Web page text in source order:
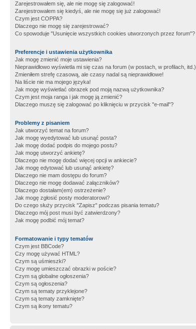
Zarejestrowałem się, ale nie mogę się zalogować!
Zarejestrowałem się kiedyś, ale nie mogę się już zalogować!
Czym jest COPPA?
Dlaczego nie mogę się zarejestrować?
Co spowoduje "Usunięcie wszystkich cookies utworzonych przez forum"?
Preferencje i ustawienia użytkownika
Jak mogę zmienić moje ustawienia?
Nieprawidłowo wyświetla mi się czas na forum (w postach, w profilach, itd.)
Zmieniłem strefę czasową, ale czasy nadal są nieprawidłowe!
Na liście nie ma mojego języka!
Jak mogę wyświetlać obrazek pod moją nazwą użytkownika?
Czym jest moja ranga i jak mogę ją zmienić?
Dlaczego muszę się zalogować po kliknięciu w przycisk "e-mail"?
Problemy z pisaniem
Jak utworzyć temat na forum?
Jak mogę wyedytować lub usunąć posta?
Jak mogę dodać podpis do mojego postu?
Jak mogę utworzyć ankietę?
Dlaczego nie mogę dodać więcej opcji w ankiecie?
Jak mogę edytować lub usunąć ankietę?
Dlaczego nie mam dostępu do forum?
Dlaczego nie mogę dodawać załączników?
Dlaczego dostałam(em) ostrzeżenie?
Jak mogę zgłosić posty moderatorowi?
Do czego służy przycisk "Zapisz" podczas pisania tematu?
Dlaczego mój post musi być zatwierdzony?
Jak mogę podbić mój temat?
Formatowanie i typy tematów
Czym jest BBCode?
Czy mogę używać HTML?
Czym są uśmieszki?
Czy mogę umieszczać obrazki w poście?
Czym są globalne ogłoszenia?
Czym są ogłoszenia?
Czym są tematy przyklejone?
Czym są tematy zamknięte?
Czym są ikony tematu?